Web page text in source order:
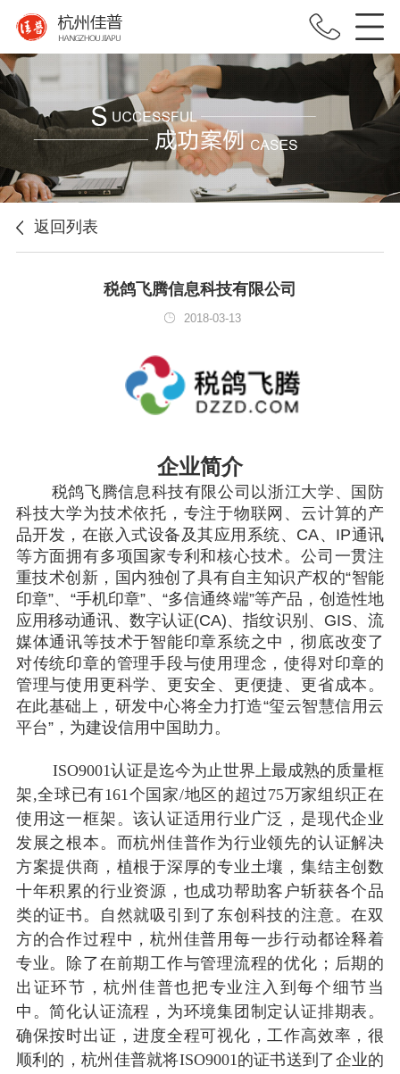
返回列表
税鸽飞腾信息科技有限公司
2018-03-13
企业简介
税鸽飞腾信息科技有限公司以浙江大学、国防
科技大学为技术依托，专注于物联网、云计算的产
品开发，在嵌入式设备及其应用系统、CA、IP通讯
等方面拥有多项国家专利和核心技术。公司一贯注
重技术创新，国内独创了具有自主知识产权的“智能
印章”、“手机印章”、“多信通终端”等产品，创造性地
应用移动通讯、数字认证(CA)、指纹识别、GIS、流
媒体通讯等技术于智能印章系统之中，彻底改变了
对传统印章的管理手段与使用理念，使得对印章的
管理与使用更科学、更安全、更便捷、更省成本。
在此基础上，研发中心将全力打造“玺云智慧信用云
平台”，为建设信用中国助力。
ISO9001认证是迄今为止世界上最成熟的质量框
架,全球已有161个国家/地区的超过75万家组织正在
使用这一框架。该认证适用行业广泛，是现代企业
发展之根本。 而杭州佳普作为行业领先的认证解决
方案提供商，植根于深厚的专业土壤，集结主创数
十年积累的行业资源，也成功帮助客户斩获各个品
类的证书。自然就吸引到了东创科技的注意。在双
方的合作过程中，杭州佳普用每一步行动都诠释着
专业。除了在前期工作与管理流程的优化；后期的
出证环节，杭州佳普也把专业注入到每个细节当
中。简化认证流程，为环境集团制定认证排期表。
确保按时出证，进度全程可视化，工作高效率，很
顺利的，杭州佳普就将ISO9001的证书送到了企业的